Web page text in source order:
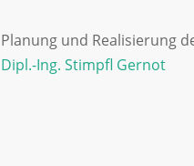
Planung und Realisierung
Dipl.-Ing. Stimpfl Gernot